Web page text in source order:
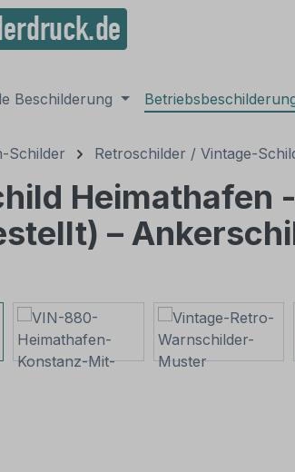
springen
Beschilderung
Schilder Retroschilder / Vintage-
Heimathafen
–